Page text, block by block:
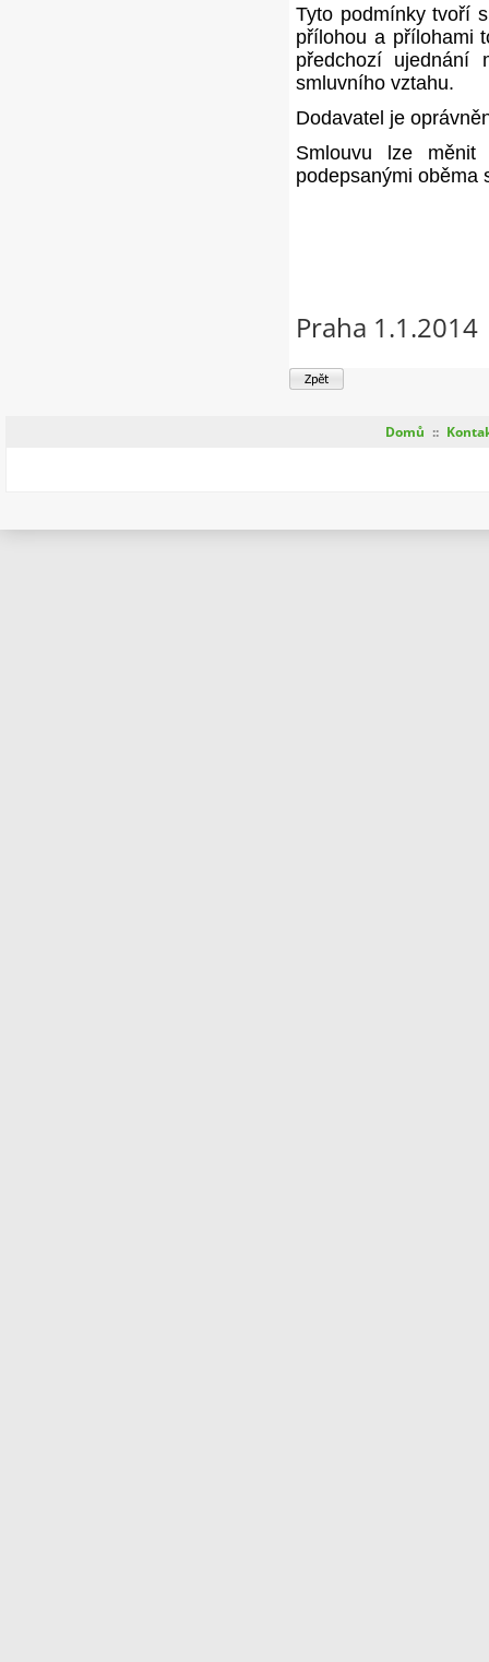
Tyto podmínky tvoří
přílohou a přílohami
předchozí ujednání
smluvního vztahu.
Dodavatel je
Smlouvu lze měnit
podepsanými oběma
Praha 1.1.2014
Domů ::